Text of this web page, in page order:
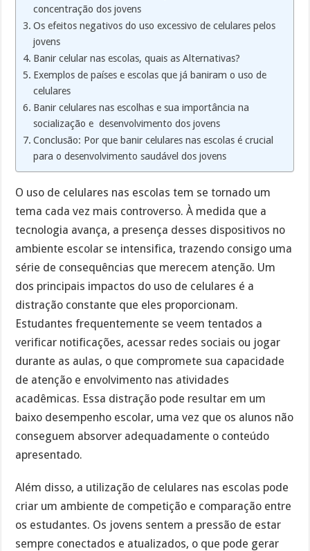
concentração dos jovens
Os efeitos negativos do uso excessivo de celulares pelos
jovens
Banir celular nas escolas, quais as Alternativas?
Exemplos de países e escolas que já baniram o uso de
celulares
Banir celulares nas escolhas e sua importância na
socialização e desenvolvimento dos jovens
Conclusão: Por que banir celulares nas escolas é crucial
para o desenvolvimento saudável dos jovens
O uso de celulares nas escolas tem se tornado um
tema cada vez mais controverso. À medida que a
tecnologia avança, a presença desses dispositivos no
ambiente escolar se intensifica, trazendo consigo uma
série de consequências que merecem atenção. Um
dos principais impactos do uso de celulares é a
distração constante que eles proporcionam.
Estudantes frequentemente se veem tentados a
verificar notificações, acessar redes sociais ou jogar
durante as aulas, o que compromete sua capacidade
de atenção e envolvimento nas atividades
acadêmicas. Essa distração pode resultar em um
baixo desempenho escolar, uma vez que os alunos não
conseguem absorver adequadamente o conteúdo
apresentado.
Além disso, a utilização de celulares nas escolas pode
criar um ambiente de competição e comparação entre
os estudantes. Os jovens sentem a pressão de estar
sempre conectados e atualizados, o que pode gerar